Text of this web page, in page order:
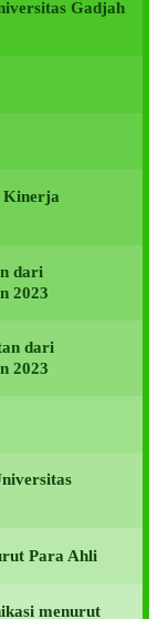
Gadjah
Kinerja
dari
2023
dari
2023
Para Ahli
menurut